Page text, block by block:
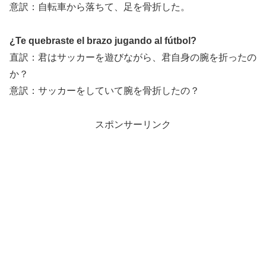
意訳：自転車から落ちて、足を骨折した。
¿Te quebraste el brazo jugando al fútbol?
直訳：君はサッカーを遊びながら、君自身の腕を折ったの
か？
意訳：サッカーをしていて腕を骨折したの？
スポンサーリンク